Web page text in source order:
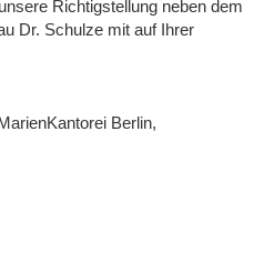
Richtigstellung neben dem
Dr. Schulze mit auf Ihrer
Berlin,